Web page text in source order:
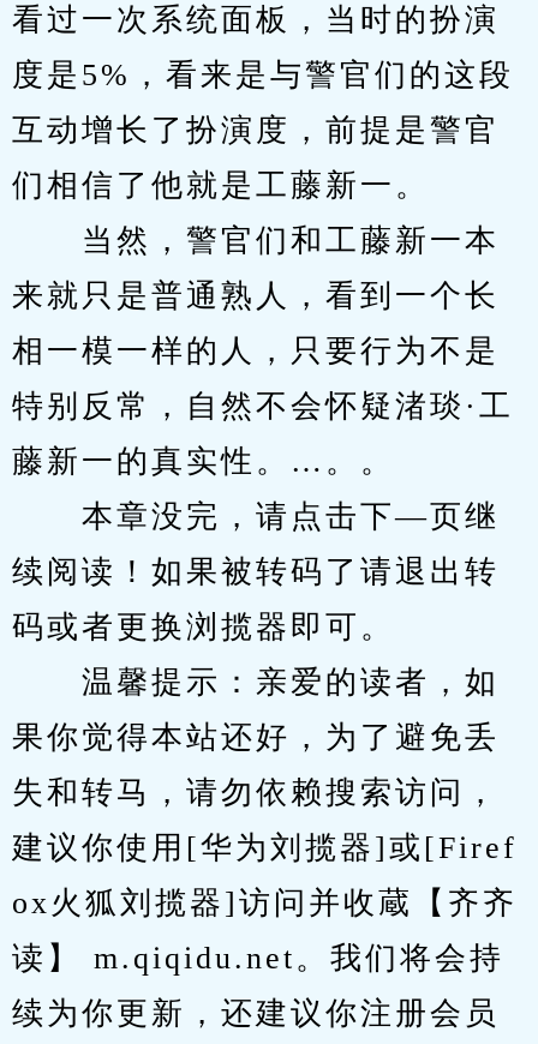
看过一次系统面板，当时的扮演
度是5%，看来是与警官们的这段
互动增长了扮演度，前提是警官
们相信了他就是工藤新一。
当然，警官们和工藤新一本
来就只是普通熟人，看到一个长
相一模一样的人，只要行为不是
特别反常，自然不会怀疑渚琰·工
藤新一的真实性。…。。
本章没完，请点击下—页继
续阅读！如果被转码了请退出转
码或者更换浏揽器即可。
温馨提示：亲爱的读者，如
果你觉得本站还好，为了避免丢
失和转马，请勿依赖搜索访问，
建议你使用[华为刘揽器]或[Firef
ox火狐刘揽器]访问并收蔵【齐齐
读】 m.qiqidu.net。我们将会持
续为你更新，还建议你注册会员